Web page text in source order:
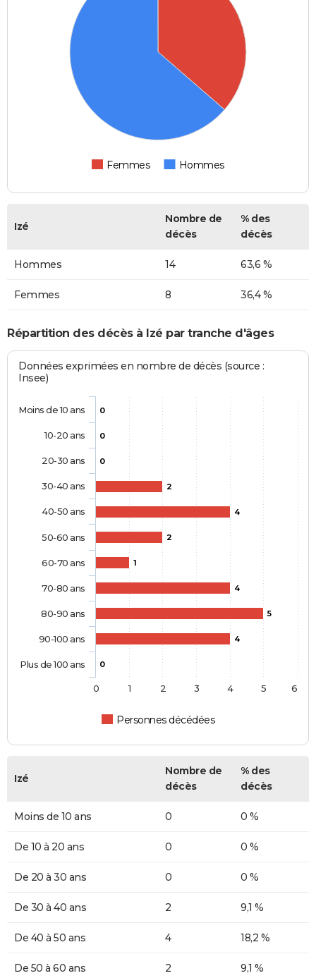
Femmes Hommes
Izé
Nombre de
décès
% des
décès
Hommes 14 63,6 %
Femmes 8 36,4 %
Répartition des décès à Izé par tranche d'âges
Données exprimées en nombre de décès (source :
Insee)
0
0
0
2
4
2
1
4
5
4
0
Personnes décédées
Moins de 10 ans
10-20 ans
20-30 ans
30-40 ans
40-50 ans
50-60 ans
60-70 ans
70-80 ans
80-90 ans
90-100 ans
Plus de 100 ans
0 1 2 3 4 5 6
Izé
Nombre de
décès
% des
décès
Moins de 10 ans 0 0 %
De 10 à 20 ans 0 0 %
De 20 à 30 ans 0 0 %
De 30 à 40 ans 2 9,1 %
De 40 à 50 ans 4 18,2 %
De 50 à 60 ans 2 9,1 %